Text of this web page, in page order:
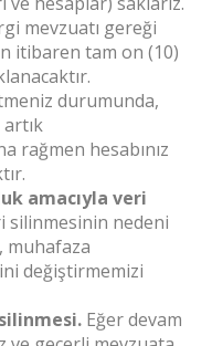
mevzuatı gereği
itibaren tam on (10)
durumunda,
rağmen hesabınız
amacıyla veri
silinmesinin nedeni
muhafaza
değiştirmemizi
Eğer devam